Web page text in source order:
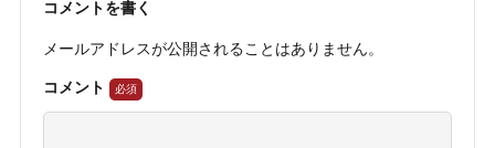
コメントを書く
メールアドレスが公開されることはありません。
コメント